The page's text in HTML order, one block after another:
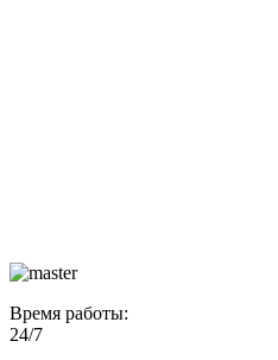
Время работы:
24/7